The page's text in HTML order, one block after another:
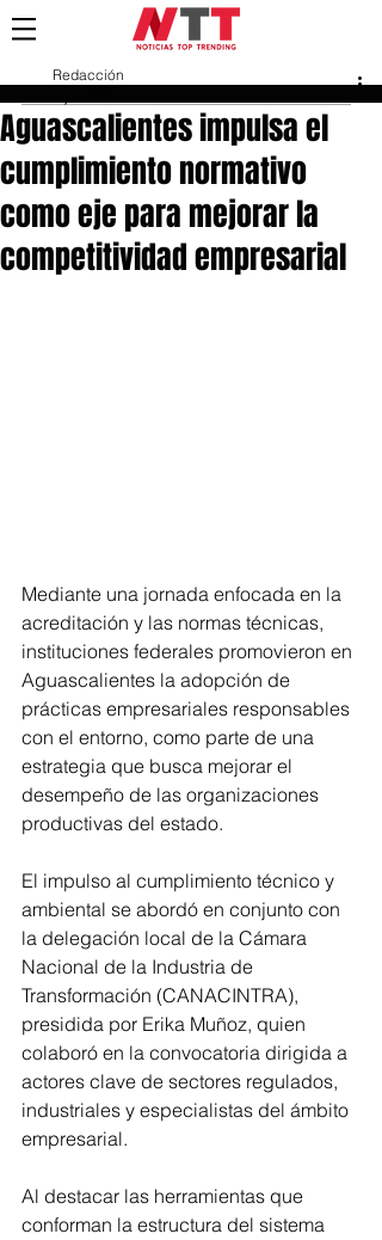
Aguascalientes impulsa el
cumplimiento normativo
como eje para mejorar la
competitividad empresarial
Redacción
Mediante una jornada enfocada en la
acreditación y las normas técnicas,
instituciones federales promovieron en
Aguascalientes la adopción de
prácticas empresariales responsables
con el entorno, como parte de una
estrategia que busca mejorar el
desempeño de las organizaciones
productivas del estado.
El impulso al cumplimiento técnico y
ambiental se abordó en conjunto con
la delegación local de la Cámara
Nacional de la Industria de
Transformación (CANACINTRA),
presidida por Erika Muñoz, quien
colaboró en la convocatoria dirigida a
actores clave de sectores regulados,
industriales y especialistas del ámbito
empresarial.
Al destacar las herramientas que
conforman la estructura del sistema